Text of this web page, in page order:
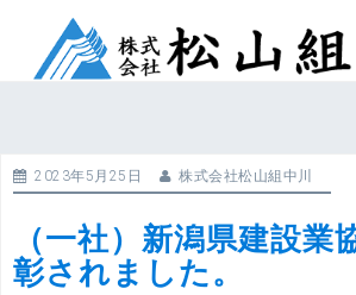
ス
ッ
プ
2023年5月25日 株式会社松山組中川
（一社）新潟県建設業
彰されました。